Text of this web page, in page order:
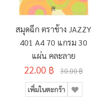
สมุดฉีก ตราช้าง JAZZY
401 A4 70 แกรม 30
แผ่น คละลาย
22.00 ฿ 30.00 ฿
เพิ่มในตะกร้า